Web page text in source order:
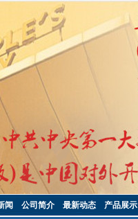
闻 公司简介 最新动态 产品展示